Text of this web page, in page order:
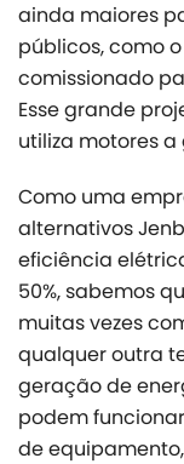
ainda maiores
públicos, como
comissionado
Esse grande
utiliza motores a
Como uma
alternativos
eficiência
50%, sabemos
muitas vezes
qualquer outra
geração de
podem
de